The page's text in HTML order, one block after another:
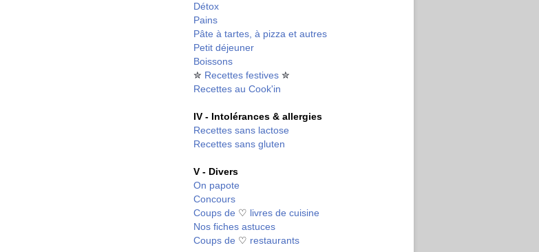
Détox
Pains
Pâte à tartes, à pizza et autres
Petit déjeuner
Boissons
✮ Recettes festives ✮
Recettes au Cook'in
IV - Intolérances & allergies
Recettes sans lactose
Recettes sans gluten
V - Divers
On papote
Concours
Coups de ♡ livres de cuisine
Nos fiches astuces
Coups de ♡ restaurants